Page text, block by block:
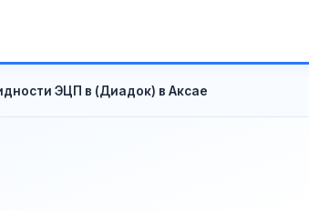
ЭЦП в (Диадок) в Аксае